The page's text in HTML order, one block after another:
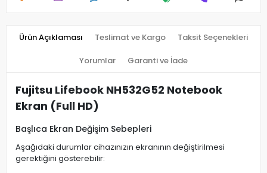
Ürün Açıklaması Teslimat ve Kargo Taksit Seçenekleri
Yorumlar Garanti ve İade
Fujitsu Lifebook NH532G52 Notebook
Ekran (Full HD)
Başlıca Ekran Değişim Sebepleri
Aşağıdaki durumlar cihazınızın ekranının değiştirilmesi
gerektiğini gösterebilir: